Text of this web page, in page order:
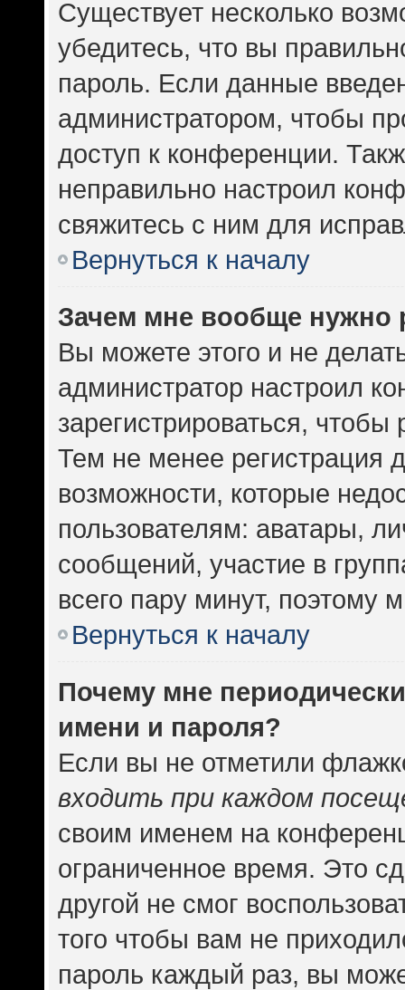
Существует несколько
убедитесь, что вы
пароль. Если данные
администратором, чтобы
доступ к конференции.
неправильно настроил
свяжитесь с ним для
Вернуться к началу
Зачем мне вообще нужно
Вы можете этого и не
администратор настроил
зарегистрироваться,
Тем не менее регистрация
возможности, которые
пользователям: аватары,
сообщений, участие в
всего пару минут, поэтому
Вернуться к началу
Почему мне
имени и пароля?
Если вы не отметили
входить при каждом
своим именем на
ограниченное время. Это
другой не смог
того чтобы вам не
пароль каждый раз, вы